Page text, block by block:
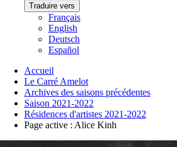
Traduire vers
Français
English
Deutsch
Español
Accueil
Le Carré Amelot
Archives des saisons précédentes
Saison 2021-2022
Résidences d'artistes 2021-2022
Page active : Alice Kinh